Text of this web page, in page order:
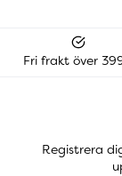
Fri frakt över
Registrera